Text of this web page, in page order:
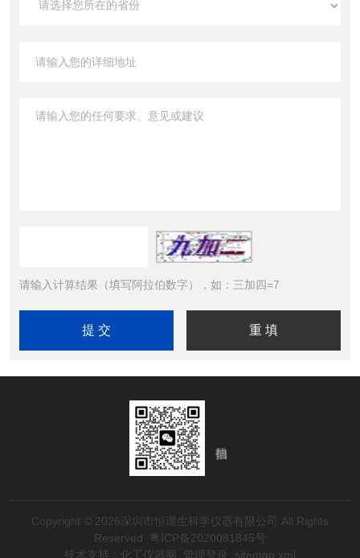
请输入计算结果（填写阿拉伯数字），如：三加四=7
Copyright © 2026深圳市恒谱生科学仪器有限公司 All Rights
Reserved
粤ICP备2020081845号
技术支持： 化工仪器网 管理登录 sitemap.xml